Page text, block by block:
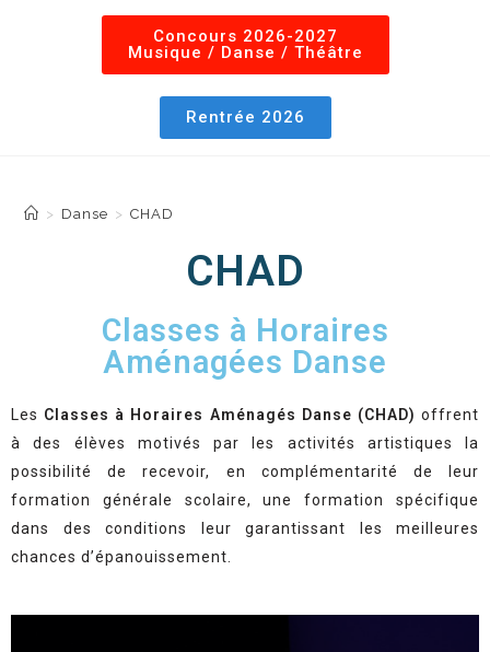
Concours 2026-2027
Musique / Danse / Théâtre
Rentrée 2026
> Danse > CHAD
CHAD
Classes à Horaires
Aménagées Danse
Les C lasses à Horaires Aménagés Danse (CHAD) offrent
à des élèves motivés par les activités artistiques la
possibilité de recevoir, en complémentarité de leur
formation générale scolaire, une formation spécifique
dans des conditions leur garantissant les meilleures
chances d’épanouissement.